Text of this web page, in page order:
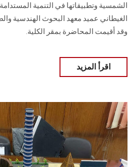
الشمسية وتطبيقاتها في التنمية
الغيطاني عميد معهد البحوث الهندسية
وقد أقيمت المحاضرة بمقر الكلية.
اقرأ المزيد